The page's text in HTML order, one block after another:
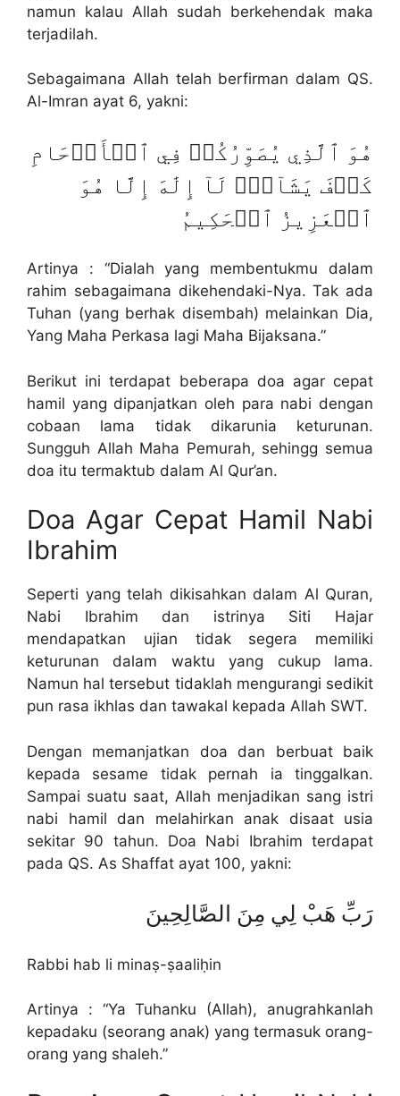
namun kalau Allah sudah berkehendak maka
terjadilah.
Sebagaimana Allah telah berfirman dalam QS.
Al-Imran ayat 6, yakni:
هُوَ ٱلَّذِي يُصَوِّرُكُمۡ فِي ٱلۡأَرۡحَامِ
كَيۡفَ يَشَآءُۚ لَآ إِلَٰهَ إِلَّا هُوَ
ٱلۡعَزِيزُ ٱلۡحَكِيمُ
Artinya : “Dialah yang membentukmu dalam
rahim sebagaimana dikehendaki-Nya. Tak ada
Tuhan (yang berhak disembah) melainkan Dia,
Yang Maha Perkasa lagi Maha Bijaksana.”
Berikut ini terdapat beberapa doa agar cepat
hamil yang dipanjatkan oleh para nabi dengan
cobaan lama tidak dikarunia keturunan.
Sungguh Allah Maha Pemurah, sehingg semua
doa itu termaktub dalam Al Qur’an.
Doa Agar Cepat Hamil Nabi
Ibrahim
Seperti yang telah dikisahkan dalam Al Quran,
Nabi Ibrahim dan istrinya Siti Hajar
mendapatkan ujian tidak segera memiliki
keturunan dalam waktu yang cukup lama.
Namun hal tersebut tidaklah mengurangi sedikit
pun rasa ikhlas dan tawakal kepada Allah SWT.
Dengan memanjatkan doa dan berbuat baik
kepada sesame tidak pernah ia tinggalkan.
Sampai suatu saat, Allah menjadikan sang istri
nabi hamil dan melahirkan anak disaat usia
sekitar 90 tahun. Doa Nabi Ibrahim terdapat
pada QS. As Shaffat ayat 100, yakni:
رَبِّ هَبْ لِي مِنَ الصَّالِحِينَ
Rabbi hab li minaṣ-ṣaaliḥin
Artinya : “Ya Tuhanku (Allah), anugrahkanlah
kepadaku (seorang anak) yang termasuk orang-
orang yang shaleh.”